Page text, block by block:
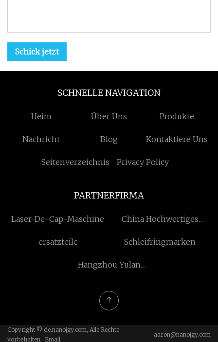
Schick jetzt
SCHNELLE NAVIGATION
Heim Über Uns Produkte
Nachricht Blog Kontaktiere Uns
Seitenverzeichnis Privacy Policy
PARTNERFIRMA
Laser-De-Cap-Maschine
China Hochwertiges
blockierendes Tuch
Großhandel - Fuliong
ersatzteile Schleifringmarken
Hangzhou Yulan
Copyright © de.nanojgy.com, Alle Rechte
vorbehalten. Email:
aaron@nanojgy.com